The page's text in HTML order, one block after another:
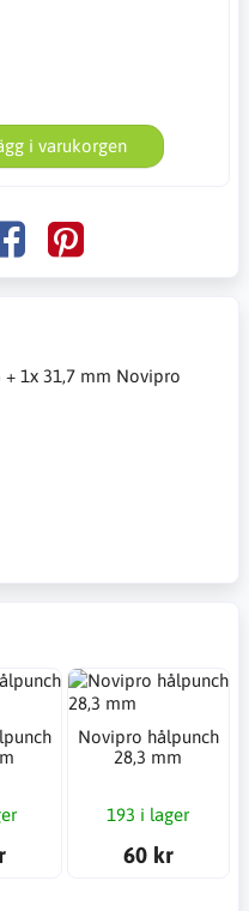
i varukorgen
+ 1x 31,7 mm Novipro
Novipro hålpunch
28,3 mm
193 i lager
60 kr